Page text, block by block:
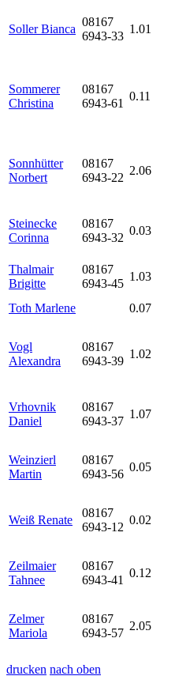
Soller Bianca
08167
6943-33
1.01
Sommerer
Christina
08167
6943-61
0.11
Sonnhütter
Norbert
08167
6943-22
2.06
Steinecke
Corinna
08167
6943-32
0.03
Thalmair
Brigitte
08167
6943-45
1.03
Toth Marlene
0.07
Vogl
Alexandra
08167
6943-39
1.02
Vrhovnik
Daniel
08167
6943-37
1.07
Weinzierl
Martin
08167
6943-56
0.05
Weiß Renate
08167
6943-12
0.02
Zeilmaier
Tahnee
08167
6943-41
0.12
Zelmer
Mariola
08167
6943-57
2.05
drucken nach oben